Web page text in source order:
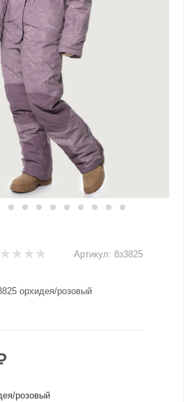
Артикул: 8з3825
орхидея/розовый
розовый